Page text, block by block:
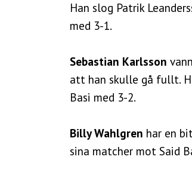
Han slog Patrik
med 3-1.
Sebastian Karlsson
att han skulle gå fullt.
Basi med 3-2.
Billy Wahlgren har en
sina matcher mot Said